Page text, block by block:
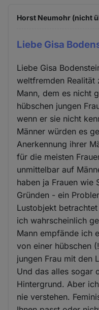
Horst Neumohr (nicht
Liebe Gisa
Liebe Gisa
weltfremden Realität
Mann, dem es nicht
hübschen jungen
wenn er sie nicht
Männer würden es
Anerkennung ihrer
für die meisten
unmittelbar auf
haben ja Frauen wie
Gründen - ein
Lustobjekt
ich wahrscheinlich
Mann empfände ich
von einer hübschen
jungen Frau mit den
Und das alles sogar
Hintergrund. Aber
nie verstehen.